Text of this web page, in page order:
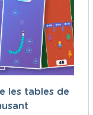
les tables de